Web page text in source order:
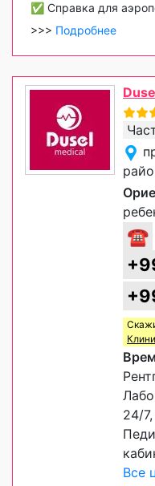
✅ Справка для
>>> Подробнее
☎
24/
Все